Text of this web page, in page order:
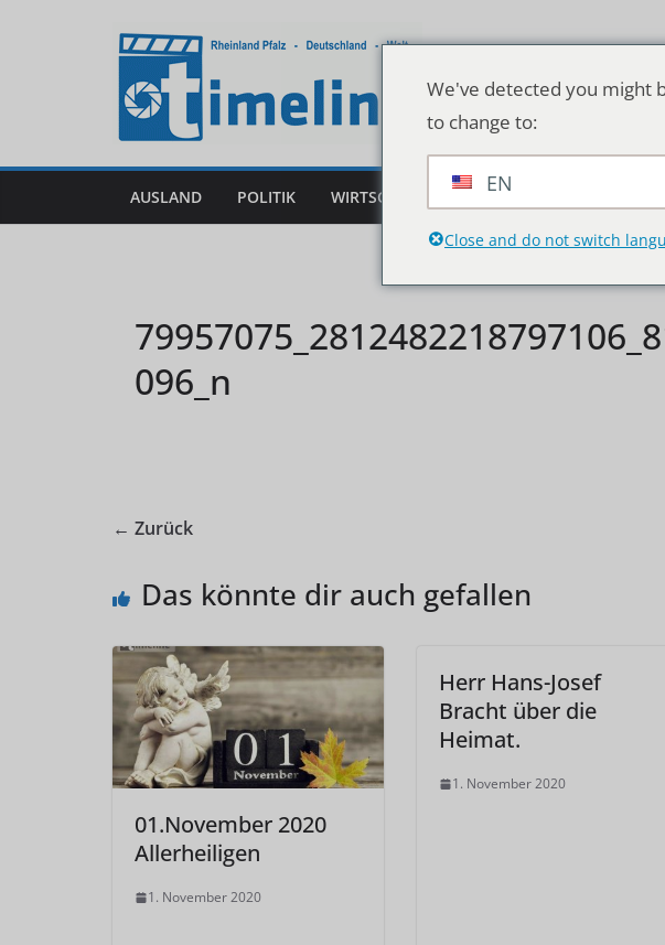
AUSLAND POLITIK WIRTSCHAFT DEUTSCHLAND & WELT
096_n
← Zurück
Das könnte dir auch gefallen
01.November 2020
Allerheiligen
1. November 2020
Herr Hans-Josef
Bracht über die
Heimat.
1. November 2020
We've detected you might
to change to:
EN
Close and do not switch